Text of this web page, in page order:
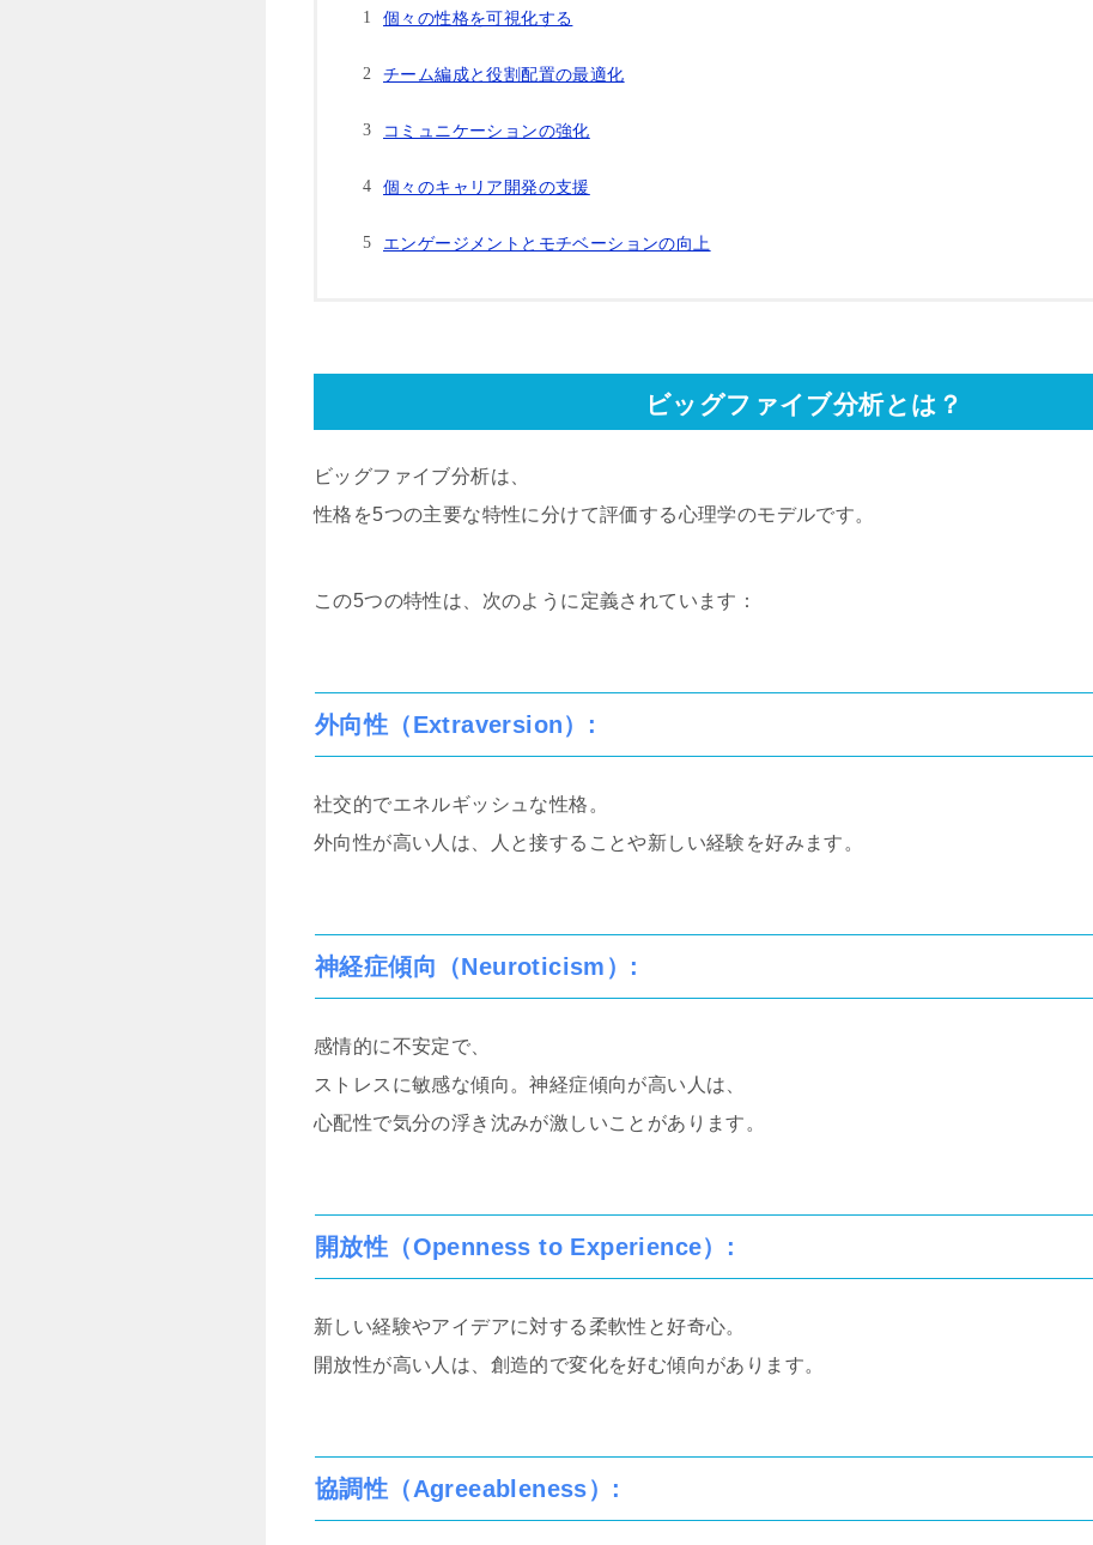
個々の性格を可視化する
チーム編成と役割配置の最適化
コミュニケーションの強化
個々のキャリア開発の支援
エンゲージメントとモチベーションの向上
ビッグファイブ分析とは？
ビッグファイブ分析は、
性格を5つの主要な特性に分けて評価する心理学のモデルです。
この5つの特性は、次のように定義されています：
外向性（Extraversion） :
社交的でエネルギッシュな性格。
外向性が高い人は、人と接することや新しい経験を好みます。
神経症傾向（Neuroticism） :
感情的に不安定で、
ストレスに敏感な傾向。神経症傾向が高い人は、
心配性で気分の浮き沈みが激しいことがあります。
開放性（Openness to Experience） :
新しい経験やアイデアに対する柔軟性と好奇心。
開放性が高い人は、創造的で変化を好む傾向があります。
協調性（Agreeableness） :